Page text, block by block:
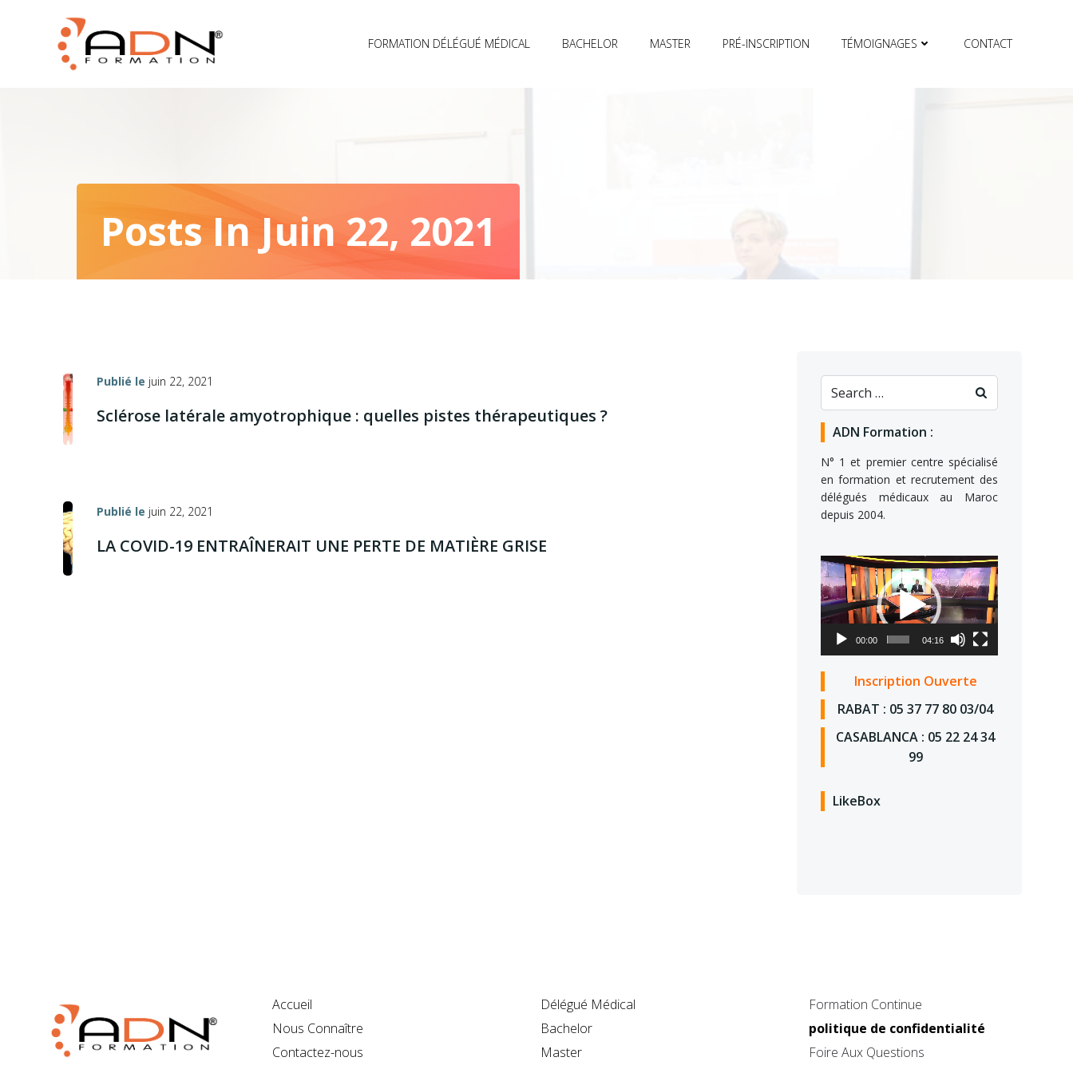
FORMATION DÉLÉGUÉ MÉDICAL BACHELOR MASTER PRÉ-INSCRIPTION TÉMOIGNAGES CONTACT
Posts In Juin 22, 2021
Publié le juin 22, 2021
Sclérose latérale amyotrophique : quelles pistes thérapeutiques ?
Publié le juin 22, 2021
LA COVID-19 ENTRAÎNERAIT UNE PERTE DE MATIÈRE GRISE
ADN Formation :
N° 1 et premier centre spécialisé
en formation et recrutement des
délégués médicaux au Maroc
depuis 2004.
Lecteur
vidéo
00:00 04:16
Inscription Ouverte
RABAT : 05 37 77 80 03/04
CASABLANCA : 05 22 24 34
99
LikeBox
Accueil
Nous Connaître
Contactez-nous
Délégué Médical
Bachelor
Master
Formation Continue
politique de confidentialité
Foire Aux Questions